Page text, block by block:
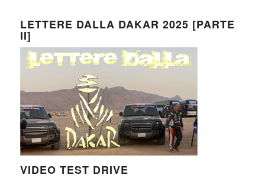
LETTERE DALLA DAKAR 2025 [PARTE
II]
VIDEO TEST DRIVE